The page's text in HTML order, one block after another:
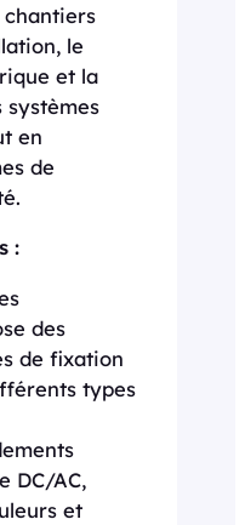
le
et la
systèmes
en
de
:
des
de fixation
types
DC/AC,
et